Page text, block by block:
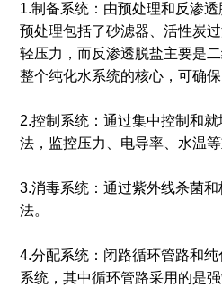
1.制备系统：由预处理和反渗透
预处理包括了砂滤器、活性炭
轻压力，而反渗透脱盐主要是
整个纯化水系统的核心，可确保
2.控制系统：通过集中控制和
法，监控压力、电导率、水温等
3.消毒系统：通过紫外线杀菌
法。
4.分配系统：闭路循环管路和
系统，其中循环管路采用的是